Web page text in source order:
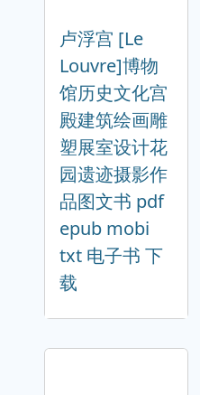
卢浮宫 [Le
Louvre]博物
馆历史文化宫
殿建筑绘画雕
塑展室设计花
园遗迹摄影作
品图文书 pdf
epub mobi
txt 电子书 下
载